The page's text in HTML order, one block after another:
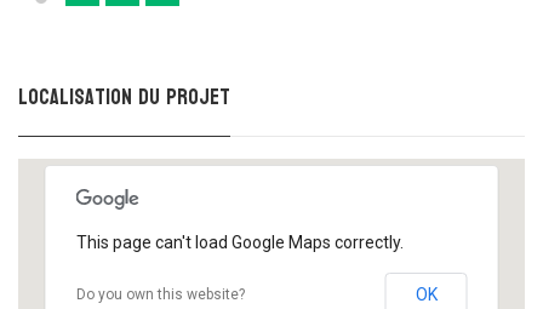
Localisation du projet
This page can't load Google Maps correctly.
Do you own this website? OK